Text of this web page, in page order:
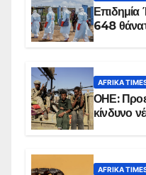
648
AFRIKA
ΟΗΕ:
κίνδυνο
AFRIKA